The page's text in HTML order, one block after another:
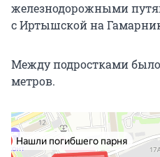
железнодорожными
с Иртышской на
Между подростками было
метров.